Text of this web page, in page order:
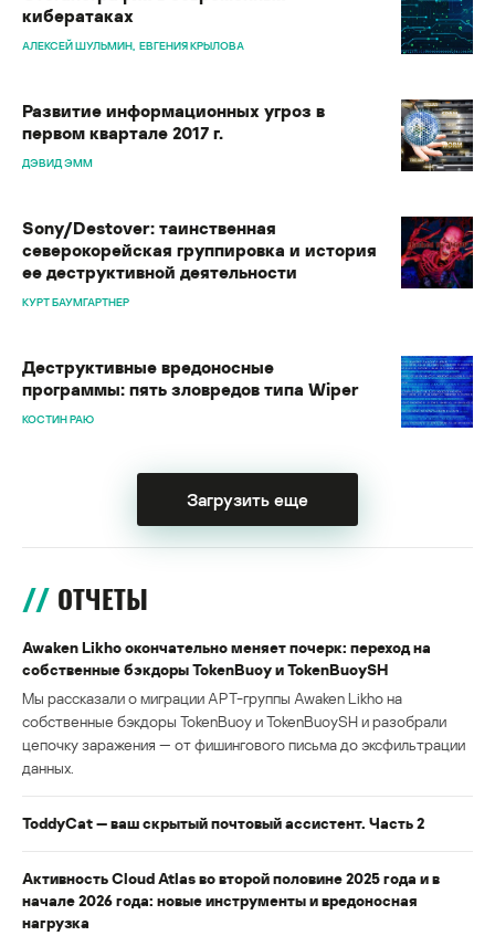
кибератаках
АЛЕКСЕЙ ШУЛЬМИН ЕВГЕНИЯ КРЫЛОВА
Развитие информационных угроз в
первом квартале 2017 г.
ДЭВИД ЭММ
Sony/Destover: таинственная
северокорейская группировка и история
ее деструктивной деятельности
КУРТ БАУМГАРТНЕР
Деструктивные вредоносные
программы: пять зловредов типа Wiper
КОСТИН РАЮ
Загрузить еще
ОТЧЕТЫ
Awaken Likho окончательно меняет почерк: переход на
собственные бэкдоры TokenBuoy и TokenBuoySH
Мы рассказали о миграции APT-группы Awaken Likho на
собственные бэкдоры TokenBuoy и TokenBuoySH и разобрали
цепочку заражения — от фишингового письма до эксфильтрации
данных.
ToddyCat — ваш скрытый почтовый ассистент. Часть 2
Активность Cloud Atlas во второй половине 2025 года и в
начале 2026 года: новые инструменты и вредоносная
нагрузка